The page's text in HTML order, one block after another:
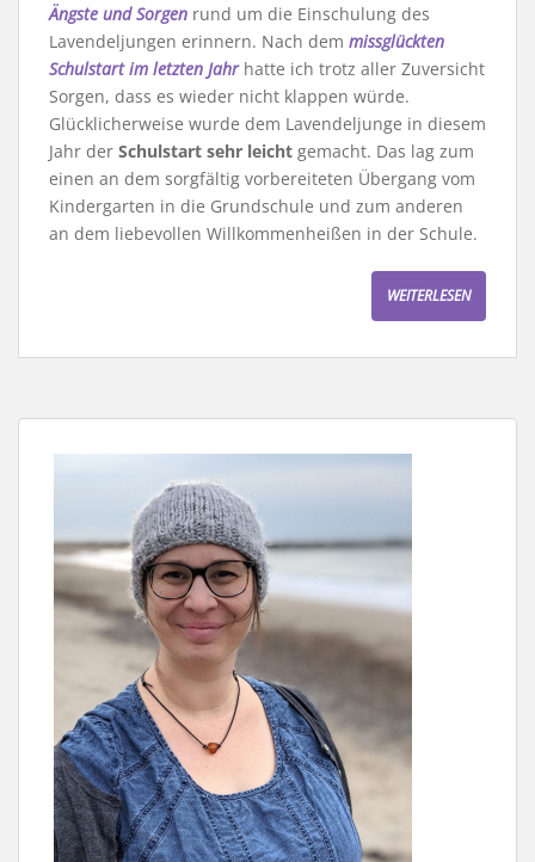
Ängste und Sorgen rund um die Einschulung des
Lavendeljungen erinnern. Nach dem missglückten
Schulstart im letzten Jahrhatte ich trotz aller Zuversicht
Sorgen, dass es wieder nicht klappen würde.
Glücklicherweise wurde dem Lavendeljunge in diesem
Jahr der Schulstart sehr leicht gemacht. Das lag zum
einen an dem sorgfältig vorbereiteten Übergang vom
Kindergarten in die Grundschule und zum anderen
an dem liebevollen Willkommenheißen in der Schule.
WEITERLESEN